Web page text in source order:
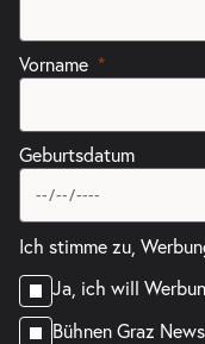
Vorname
Geburtsdatum
Ich stimme zu,
Ja, ich will
Bühnen Graz